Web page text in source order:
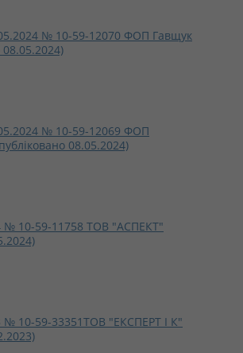
№ 10-59-12070 ФОП Гавщук
№ 10-59-12069 ФОП
08.05.2024)
№ 10-59-11758 ТОВ "АСПЕКТ"
№ 10-59-33351ТОВ "ЕКСПЕРТ І К"